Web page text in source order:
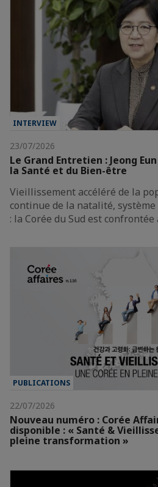
INTERVIEW
23/07/2026
Le Grand Entretien : Jeong
la Santé et du Bien-être
Vieillissement accéléré de la
continue de la natalité,
: la Corée du Sud est confrontée
PUBLICATIONS
22/07/2026
Nouveau numéro : Corée
disponible : « Santé &
pleine transformation »